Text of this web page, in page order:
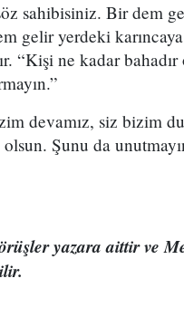
sahibisiniz. Bir dem
gelir yerdeki
“Kişi ne kadar
devamız, siz bizim
Şunu da
yazara aittir ve